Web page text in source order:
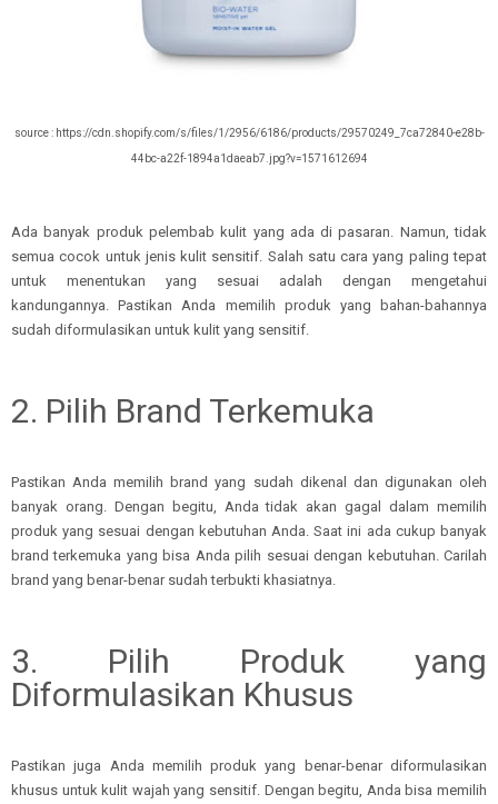
source : https://cdn.shopify.com/s/files/1/2956/6186/products/29570249_7ca72840-e28b-
44bc-a22f-1894a1daeab7.jpg?v=1571612694
Ada banyak produk pelembab kulit yang ada di pasaran. Namun, tidak
semua cocok untuk jenis kulit sensitif. Salah satu cara yang paling tepat
untuk menentukan yang sesuai adalah dengan mengetahui
kandungannya. Pastikan Anda memilih produk yang bahan-bahannya
sudah diformulasikan untuk kulit yang sensitif.
2. Pilih Brand Terkemuka
Pastikan Anda memilih brand yang sudah dikenal dan digunakan oleh
banyak orang. Dengan begitu, Anda tidak akan gagal dalam memilih
produk yang sesuai dengan kebutuhan Anda. Saat ini ada cukup banyak
brand terkemuka yang bisa Anda pilih sesuai dengan kebutuhan. Carilah
brand yang benar-benar sudah terbukti khasiatnya.
3. Pilih Produk yang
Diformulasikan Khusus
Pastikan juga Anda memilih produk yang benar-benar diformulasikan
khusus untuk kulit wajah yang sensitif. Dengan begitu, Anda bisa memilih